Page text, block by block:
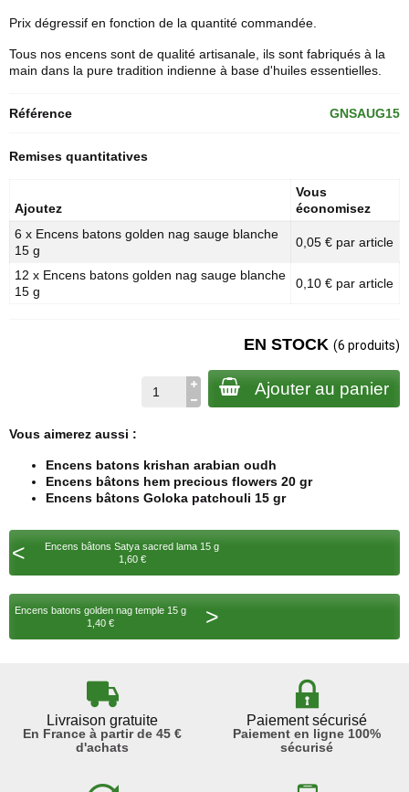
Prix dégressif en fonction de la quantité commandée.
Tous nos encens sont de qualité artisanale, ils sont fabriqués à la
main dans la pure tradition indienne à base d'huiles essentielles.
Référence GNSAUG15
Remises quantitatives
Ajoutez
Vous
économisez
6 x Encens batons golden nag sauge blanche
15 g
0,05 € par article
12 x Encens batons golden nag sauge blanche
15 g
0,10 € par article
EN STOCK (6 produits)
Ajouter au panier
Vous aimerez aussi :
Encens batons krishan arabian oudh
Encens bâtons hem precious flowers 20 gr
Encens bâtons Goloka patchouli 15 gr
<
Encens bâtons Satya sacred lama 15 g
1,60 €
Encens batons golden nag temple 15 g
1,40 €
>
Livraison gratuite
En France à partir de 45 €
d'achats
Paiement sécurisé
Paiement en ligne 100%
sécurisé